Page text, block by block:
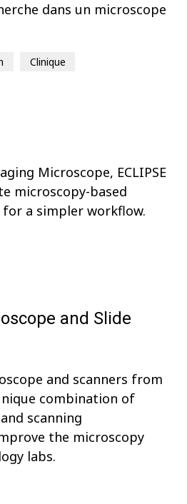
dans un microscope
Clinique
Microscope, ECLIPSE
microscopy-based
a simpler workflow.
and Slide
and scanners from
combination of
scanning
the microscopy
labs.